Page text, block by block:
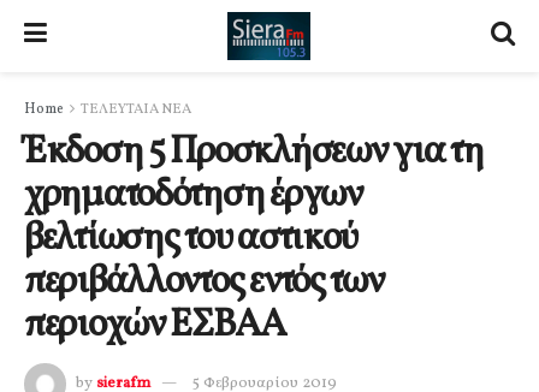
Home ΤΕΛΕΥΤΑΙΑ ΝΕΑ
Έκδοση 5 Προσκλήσεων για τη
χρηματοδότηση έργων
βελτίωσης του αστικού
περιβάλλοντος εντός των
περιοχών ΕΣΒΑΑ
by sierafm 5 Φεβρουαρίου 2019